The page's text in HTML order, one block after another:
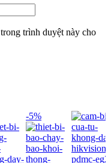
trình duyệt này cho
-5%